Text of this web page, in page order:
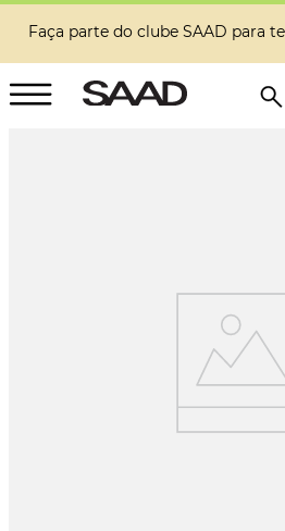
Faça parte do clube SAAD para